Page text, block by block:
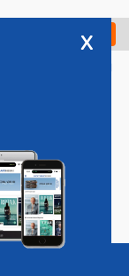
Check in
Vacatures
x